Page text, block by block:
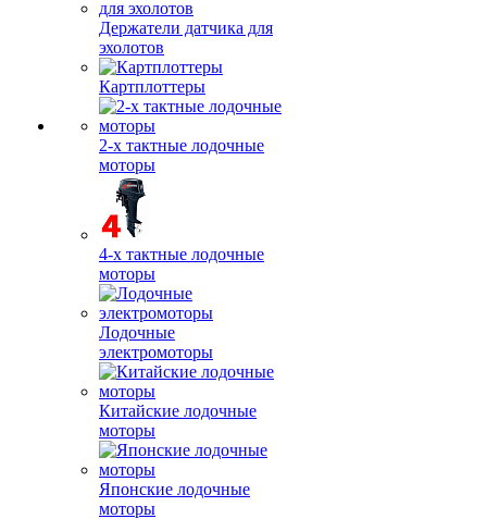
Держатели датчика для
эхолотов
Картплоттеры
2-х тактные лодочные
моторы
4-х тактные лодочные
моторы
Лодочные
электромоторы
Китайские лодочные
моторы
Японские лодочные
моторы